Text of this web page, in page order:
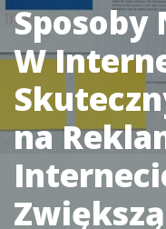
Sposoby
W
na